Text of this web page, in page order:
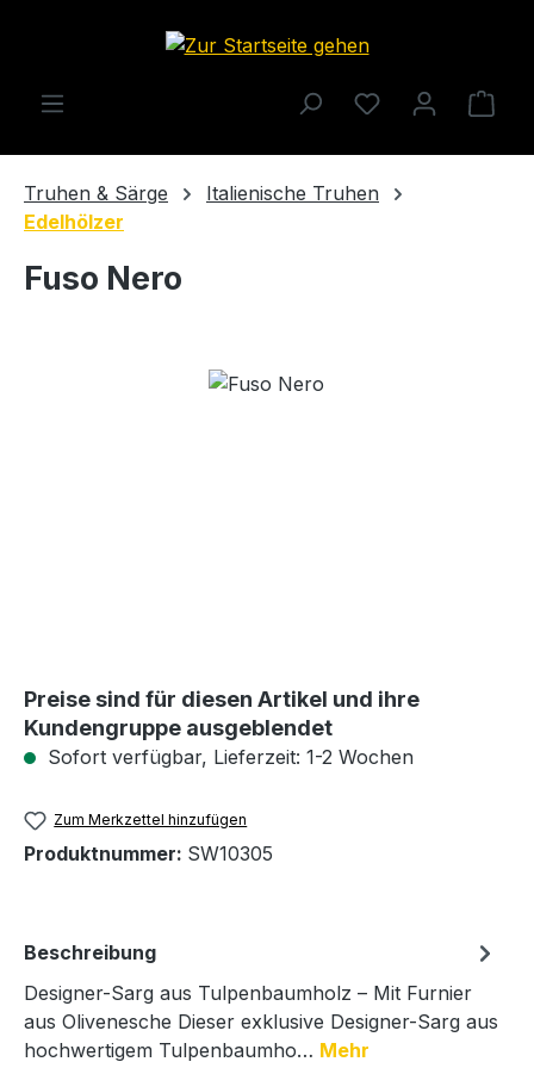
Zum Hauptinhalt springen
Truhen & Särge
Italienische Truhen
Edelhölzer
Fuso Nero
Bildergalerie überspringen
Preise sind für diesen Artikel und ihre
Kundengruppe ausgeblendet
Sofort verfügbar, Lieferzeit: 1-2 Wochen
Zum Merkzettel hinzufügen
Produktnummer: SW10305
Beschreibung
Designer-Sarg aus Tulpenbaumholz – Mit Furnier
aus Olivenesche Dieser exklusive Designer-Sarg aus
hochwertigem Tulpenbaumho… Mehr